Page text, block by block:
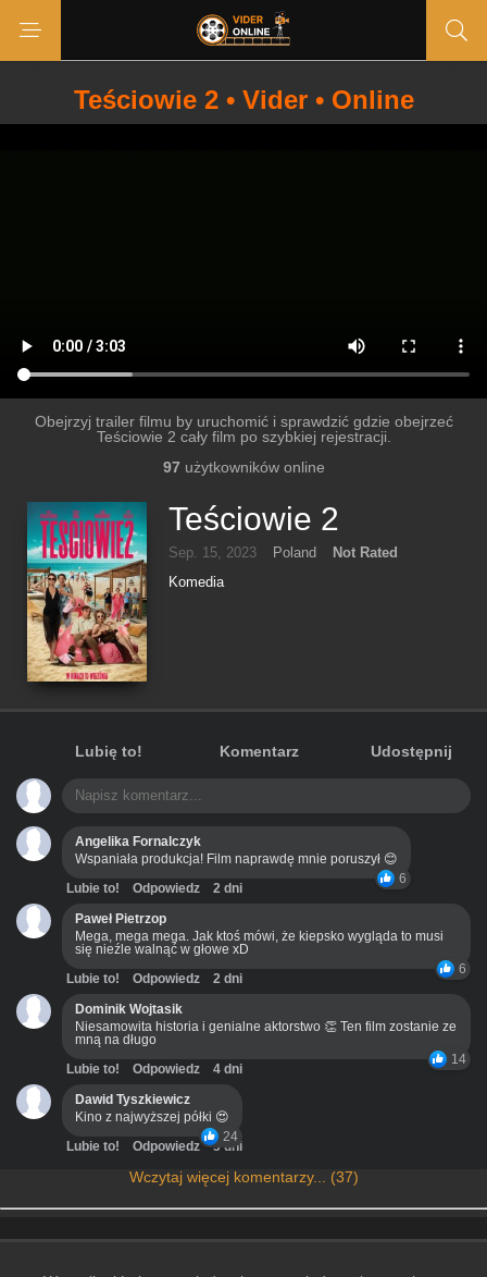
Teściowie 2 • Vider • Online
Obejrzyj trailer filmu by uruchomić i sprawdzić gdzie obejrzeć
Teściowie 2 cały film po szybkiej rejestracji.
97 użytkowników online
Teściowie 2
Sep. 15, 2023 Poland
Not Rated
Komedia
Lubię to! Komentarz Udostępnij
Angelika Fornalczyk
Wspaniała produkcja! Film naprawdę mnie poruszył 😊
6
Lubie to! Odpowiedz
2 dni
Paweł Pietrzop
Mega, mega mega. Jak ktoś mówi, że kiepsko wygląda to musi
się nieźle walnąć w głowe xD
6
Lubie to! Odpowiedz
2 dni
Dominik Wojtasik
Niesamowita historia i genialne aktorstwo 👏 Ten film zostanie ze
mną na długo
14
Lubie to! Odpowiedz
4 dni
Dawid Tyszkiewicz
Kino z najwyższej półki 😍
24
Lubie to! Odpowiedz 3 dni
Wczytaj więcej komentarzy... (37)